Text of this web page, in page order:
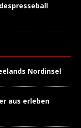
Nordinsel
aus erleben